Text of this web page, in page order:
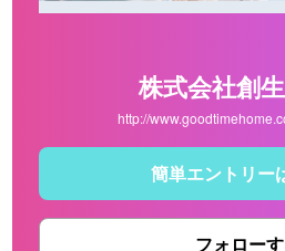
株式会社創
http://
簡単エントリー
フォロー